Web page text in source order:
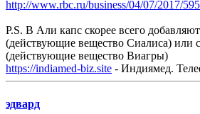
http://www.rbc.ru/business/04/07/2017/
P.S. В Али капс скорее всего
(действующие вещество Сиалиса) или
(действующие вещество Виагры)
https://indiamed-biz.site - Индиямед.
эдвард